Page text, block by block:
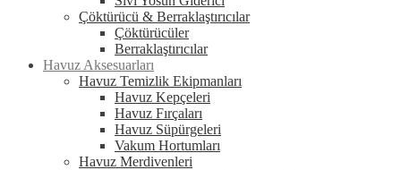
Çöktürücü & Berraklaştırıcılar
Çöktürücüler
Berraklaştırıcılar
Havuz Aksesuarları
Havuz Temizlik Ekipmanları
Havuz Kepçeleri
Havuz Fırçaları
Havuz Süpürgeleri
Vakum Hortumları
Havuz Merdivenleri